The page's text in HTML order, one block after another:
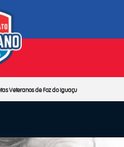
Veteranos de Foz do Iguaçu